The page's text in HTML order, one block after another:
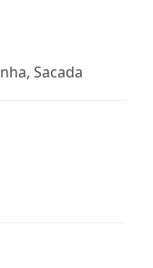
Sacada